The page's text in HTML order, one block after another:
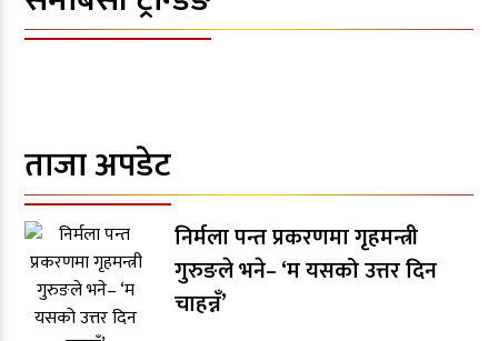
ताजा अपडेट
निर्मला पन्त प्रकरणमा गृहमन्त्री
गुरुङले भने– ‘म यसको उत्तर दिन
चाहन्नँ’